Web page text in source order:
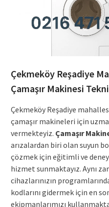
Çekmeköy Reşadiye
Çamaşır Makinesi
Çekmeköy Reşadiye
çamaşır makineleri için
vermekteyiz. Çamaşır
arızalardan biri olan suyun
çözmek için eğitimli ve
hizmet sunmaktayız. Aynı
cihazlarınızın
kodlarını gidermek için en
ekipmanlarımızı